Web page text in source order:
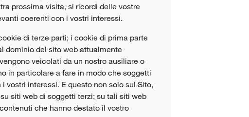
prossima visita, si ricordi delle vostre
coerenti con i vostri interessi.
di terze parti; i cookie di prima parte
dominio del sito web attualmente
veicolati da un nostro ausiliare o
in particolare a fare in modo che soggetti
vostri interessi. E questo non solo sul Sito,
siti web di soggetti terzi; su tali siti web
che hanno destato il vostro